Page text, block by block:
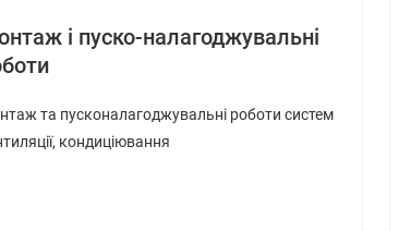
і пуско-налагоджувальні
та пусконалагоджувальні роботи систем
кондиціювання